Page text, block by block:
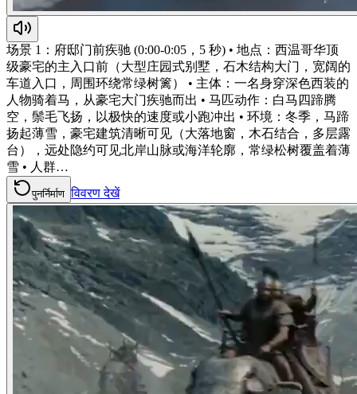
场景 1：府邸门前疾驰 (0:00-0:05，5 秒) • 地点：西温哥华顶
级豪宅的主入口前（大型庄园式别墅，石木结构大门，宽阔的
车道入口，周围环绕常绿树篱） • 主体：一名身穿深色西装的
人物骑着马，从豪宅大门疾驰而出 • 马匹动作：白马四蹄腾
空，鬃毛飞扬，以极快的速度或小跑冲出 • 环境：冬季，马蹄
扬起薄雪，豪宅建筑清晰可见（大落地窗，木石结合，多层露
台），远处隐约可见北岸山脉或海洋轮廓，常绿松树覆盖着薄
雪 • 人群…
पुनर्निर्माण विवरण देखें